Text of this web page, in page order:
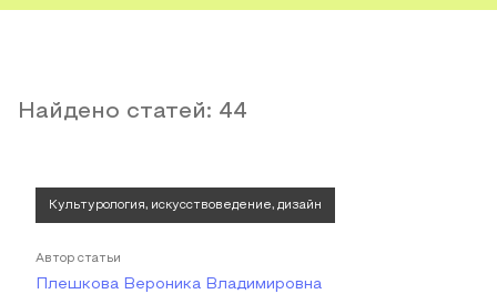
Найдено статей: 44
Культурология, искусствоведение, дизайн
Автор статьи
Плешкова Вероника Владимировна